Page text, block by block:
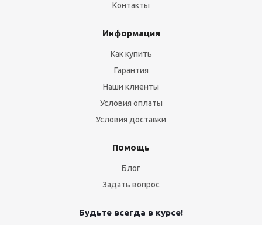
Контакты
Информация
Как купить
Гарантия
Наши клиенты
Условия оплаты
Условия доставки
Помощь
Блог
Задать вопрос
Будьте всегда в курсе!